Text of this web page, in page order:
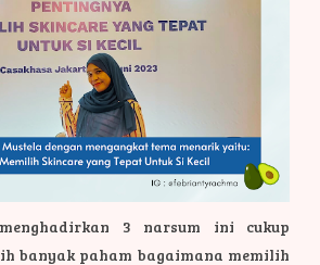
3 narsum ini cukup
banyak paham bagaimana memilih